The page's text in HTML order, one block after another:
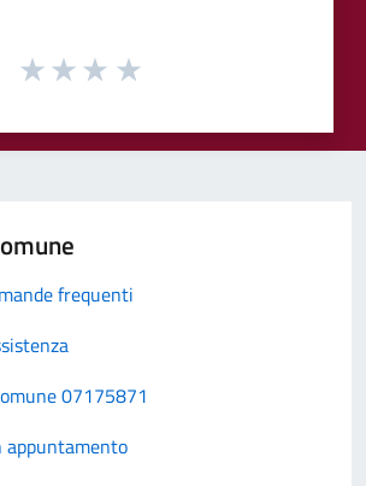
frequenti
07175871
appuntamento